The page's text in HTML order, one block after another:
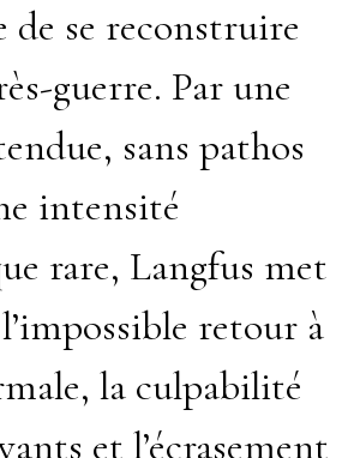
de se reconstruire
guerre. Par une
sans pathos
intensité
rare, Langfus met
retour à
la culpabilité
et l’écrasement